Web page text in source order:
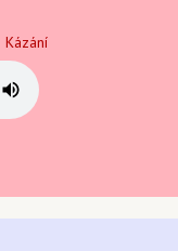
Kázání